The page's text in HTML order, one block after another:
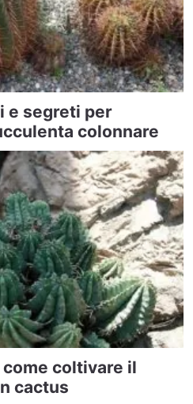
e segreti per
colonnare
coltivare il
cactus